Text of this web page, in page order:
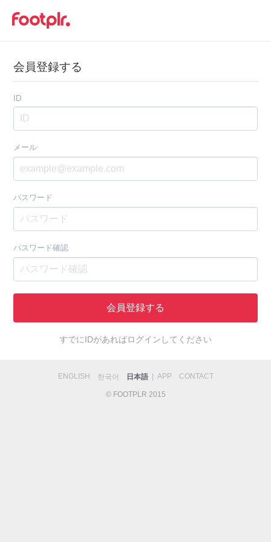
会員登録する
ID
メール
パスワード
パスワード確認
会員登録する
すでにIDがあればログインしてください
ENGLISH 한국어 日本語 APP CONTACT
© FOOTPLR 2015